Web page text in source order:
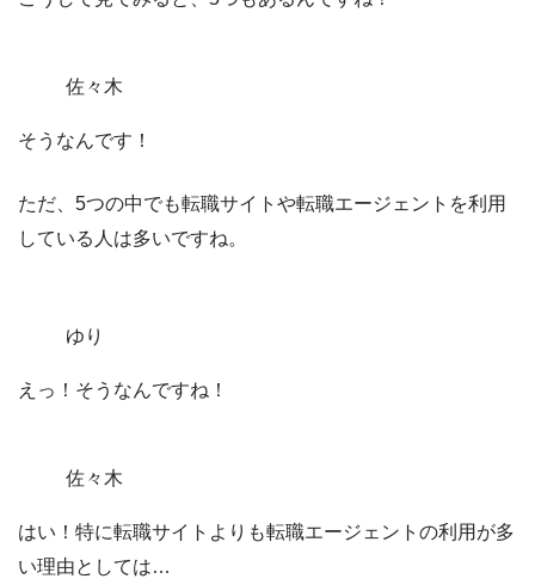
佐々木
そうなんです！
ただ、5つの中でも転職サイトや転職エージェントを利用
している人は多いですね。
ゆり
えっ！そうなんですね！
佐々木
はい！特に転職サイトよりも転職エージェントの利用が多
い理由としては…